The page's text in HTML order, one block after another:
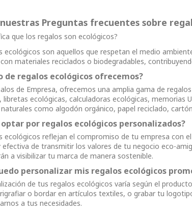
Preguntas frecuentes sobre
que los regalos son ecológicos?
ecológicos son aquellos que respetan el medio
materiales reciclados o biodegradables,
de regalos ecológicos ofrecemos?
de Empresa, ofrecemos una amplia gama de
libretas ecológicas, calculadoras ecológicas, memorias
como algodón orgánico, papel reciclado,
optar por regalos ecológicos personalizados?
ecológicos reflejan el compromiso de tu empresa con
de transmitir los valores de tu negocio eco-
a visibilizar tu marca de manera sostenible.
personalizar mis regalos ecológicos
de tus regalos ecológicos varía según el
o bordar en artículos textiles, o grabar tu
a tus necesidades.